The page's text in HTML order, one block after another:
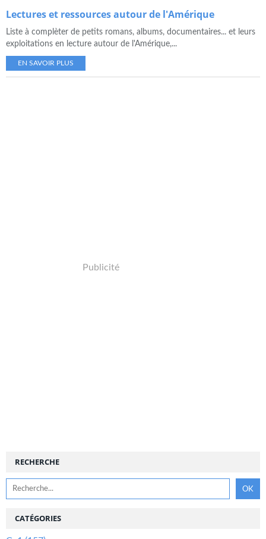
Lectures et ressources autour de l'Amérique
Liste à complèter de petits romans, albums, documentaires... et leurs
exploitations en lecture autour de l'Amérique,...
EN SAVOIR PLUS
Publicité
RECHERCHE
CATÉGORIES